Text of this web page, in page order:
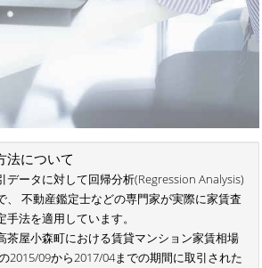
法について
データに対して回帰分析(Regression Analysis)
、 不動産鑑定士などの専門家が実際に家賃査
法を適用しています。
茶屋小森町における賃貸マンション家賃相場
2015/09から2017/04までの期間に取引された